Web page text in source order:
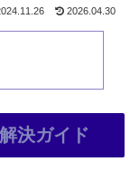
2026.04.30
決ガイド